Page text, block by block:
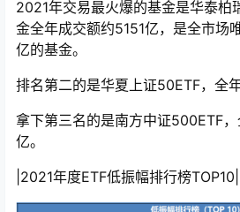
2021年交易最火爆的基金是华泰柏
金全年成交额约5151亿，是全市场
亿的基金。
排名第二的是华夏上证50ETF，全
拿下第三名的是南方中证500ETF
亿。
|2021年度ETF低振幅排行榜TOP10|